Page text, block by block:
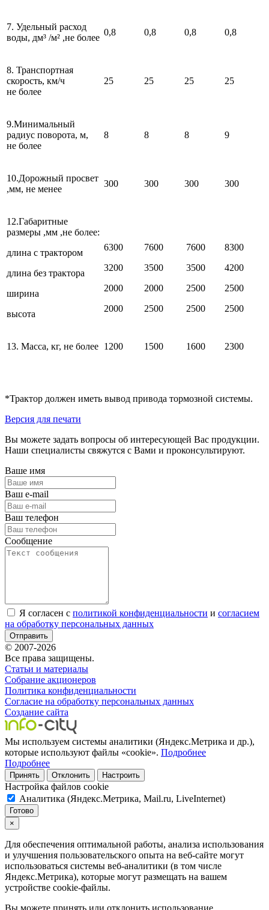
7. Удельный расход
воды, дм³ /м² ,не более
0,8 0,8 0,8 0,8
8. Транспортная
скорость, км/ч
не более
25 25 25 25
9.Минимальный
радиус поворота, м,
не более
8 8 8 9
10.Дорожный просвет
,мм, не менее
300 300 300 300
12.Габаритные
размеры ,мм ,не более:
длина с трактором
длина без трактора
ширина
высота
6300
3200
2000
2000
7600
3500
2000
2500
7600
3500
2500
2500
8300
4200
2500
2500
13. Масса, кг, не более 1200 1500 1600 2300
*Трактор должен иметь вывод привода тормозной системы.
Версия для печати
Вы можете задать вопросы об интересующей Вас продукции.
Наши специалисты свяжутся с Вами и проконсультируют.
Ваше имя
Ваш e-mail
Ваш телефон
Сообщение
Я согласен с политикой конфиденциальности и согласием
на обработку персональных данных
Отправить
© 2007-2026
Все права защищены.
Статьи и материалы
Собрание акционеров
Политика конфиденциальности
Согласие на обработку персональных данных
Создание сайта
Мы используем системы аналитики (Яндекс.Метрика и др.),
которые используют файлы «cookie». Подробнее
Подробнее
Принять Отклонить Настроить
Настройка файлов cookie
Аналитика (Яндекс.Метрика, Mail.ru, LiveInternet)
Готово
×
Для обеспечения оптимальной работы, анализа использования
и улучшения пользовательского опыта на веб-сайте могут
использоваться системы веб-аналитики (в том числе
Яндекс.Метрика), которые могут размещать на вашем
устройстве cookie-файлы.
Вы можете принять или отклонить использование